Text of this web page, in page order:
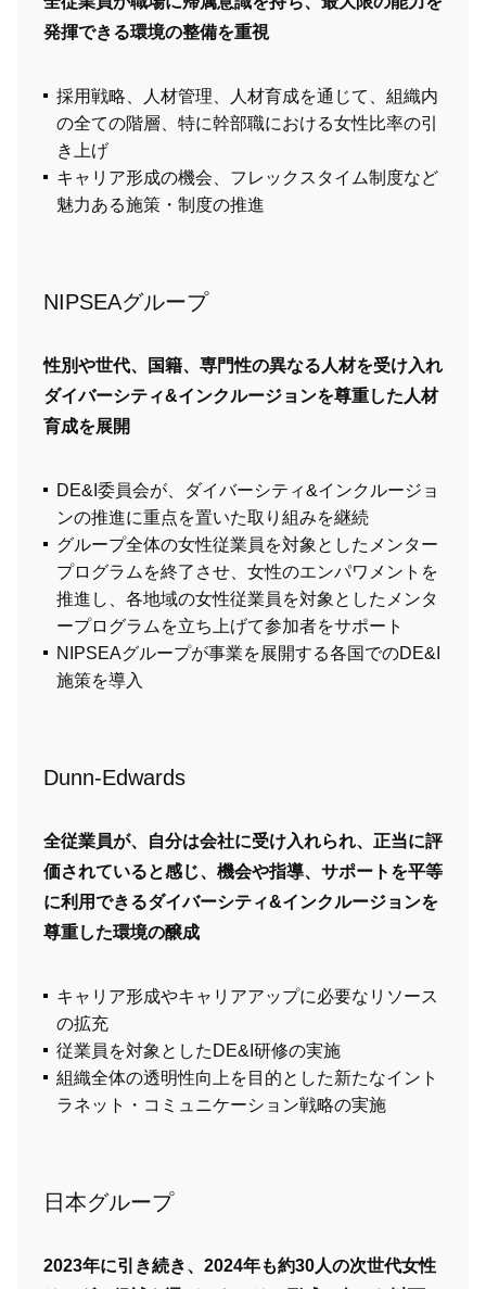
発揮できる環境の整備を重視
採用戦略、人材管理、人材育成を通じて、組織内
の全ての階層、特に幹部職における女性比率の引
き上げ
キャリア形成の機会、フレックスタイム制度など
魅力ある施策・制度の推進
NIPSEAグループ
性別や世代、国籍、専門性の異なる人材を受け入れ
ダイバーシティ&インクルージョンを尊重した人材
育成を展開
DE&I委員会が、ダイバーシティ&インクルージョ
ンの推進に重点を置いた取り組みを継続
グループ全体の女性従業員を対象としたメンター
プログラムを終了させ、女性のエンパワメントを
推進し、各地域の女性従業員を対象としたメンタ
ープログラムを立ち上げて参加者をサポート
NIPSEAグループが事業を展開する各国でのDE&I
施策を導入
Dunn-Edwards
全従業員が、自分は会社に受け入れられ、正当に評
価されていると感じ、機会や指導、サポートを平等
に利用できるダイバーシティ&インクルージョンを
尊重した環境の醸成
キャリア形成やキャリアアップに必要なリソース
の拡充
従業員を対象としたDE&I研修の実施
組織全体の透明性向上を目的とした新たなイント
ラネット・コミュニケーション戦略の実施
日本グループ
2023年に引き続き、2024年も約30人の次世代女性